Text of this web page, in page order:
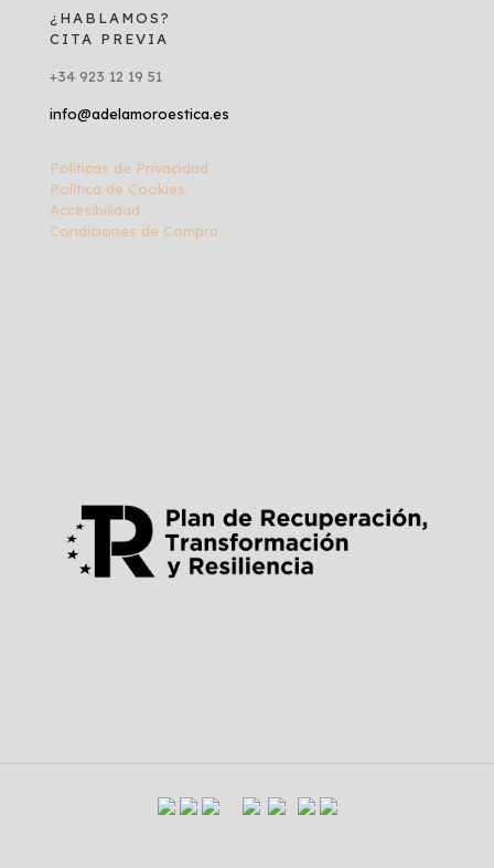
¿HABLAMOS?
CITA PREVIA
+34 923 12 19 51
info@adelamoroestica.es
Políticas de Privacidad
Política de Cookies
Accesibilidad
Condiciones de Compra